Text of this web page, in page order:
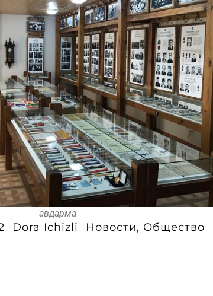
авдарма
Dora Ichizli Новости, Общество